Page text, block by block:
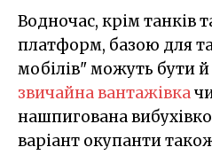
Водночас, крім танків
платформ, базою для
мобілів" можуть бути
звичайна вантажівка
нашпигована
варіант окупанти